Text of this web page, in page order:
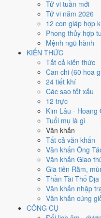
Tử vi tuần mới
Tử vi năm 2026
12 con giáp hợp
Phong thủy hợp
Mệnh ngũ hành
KIẾN THỨC
Tất cả kiến thức
Can chi (60 hoa
24 tiết khí
Các sao tốt xấu
12 trực
Kim Lâu - Hoang
Tuổi mụ là gì
Văn khấn
Tất cả văn khấn
Văn khấn Ông
Văn khấn Giao
Gia tiên Rằm,
Thần Tài Thổ Địa
Văn khấn nhập
Văn khấn cúng
CÔNG CỤ
Kim Quỹ hoàng đạo. Điểm
Ngày Hung
, cần thận trọng
Dần, Ngọ, Mãohợp ngày;
Ngày 3/12/2028 chỉ đạt
để thay thế, xem mục
Ngày 3/12/
việc gì?
Ngày 3/12/2028 đạt4.0/10trung
Sửa nhà - tu tạo (8/10), thấp
Bế (ngày đóng cửa, bế tắc)
điểm từng việc chênh nhau như
Cưới hỏi - đính hôn
Trung bình
Cưới hỏi - đính hôn hôm
Ngày Hoàng Đạo , nhưng
Cách tính ngày tốt
🏪
Khai trương - mở cửa